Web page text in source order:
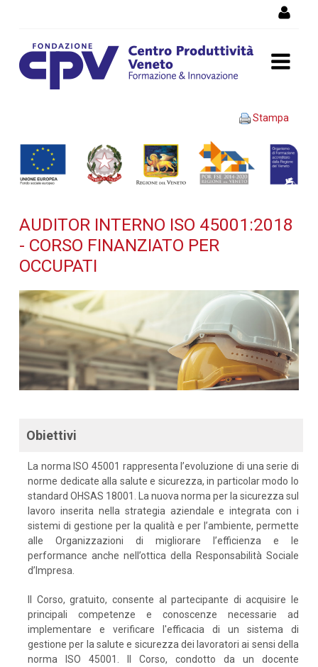
AUDITOR INTERNO ISO
45001:2018 - Corso
finanziato per occupati -
formazione
Stampa
AUDITOR INTERNO ISO 45001:2018
- CORSO FINANZIATO PER
OCCUPATI
Obiettivi
La norma ISO 45001 rappresenta l’evoluzione di una serie di
norme dedicate alla salute e sicurezza, in particolar modo lo
standard OHSAS 18001. La nuova norma per la sicurezza sul
lavoro inserita nella strategia aziendale e integrata con i
sistemi di gestione per la qualità e per l’ambiente, permette
alle Organizzazioni di migliorare l’efficienza e le
performance anche nell’ottica della Responsabilità Sociale
d’Impresa.
Il Corso, gratuito, consente al partecipante di acquisire le
principali competenze e conoscenze necessarie ad
implementare e verificare l'efficacia di un sistema di
gestione per la salute e sicurezza dei lavoratori ai sensi della
norma ISO 45001. Il Corso, condotto da un docente